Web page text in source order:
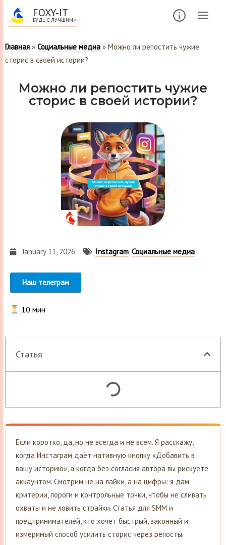
FOXY-IT
БУДЬ С ЛУЧШИМИ
Главная » Социальные медиа » Можно ли репостить чужие
сторис в своей истории?
Можно ли репостить чужие
сторис в своей истории?
January 11, 2026 Instagram,Социальные медиа
Наш телеграм
10 мин
Статья
Если коротко, да, но не всегда и не всем. Я расскажу,
когда Инстаграм даёт нативную кнопку «Добавить в
вашу историю», а когда без согласия автора вы рискуете
аккаунтом. Смотрим не на лайки, а на цифры: я дам
критерии, пороги и контрольные точки, чтобы не сливать
охваты и не ловить страйки. Статья для SMM и
предпринимателей, кто хочет быстрый, законный и
измеримый способ усилить сторис через репосты.